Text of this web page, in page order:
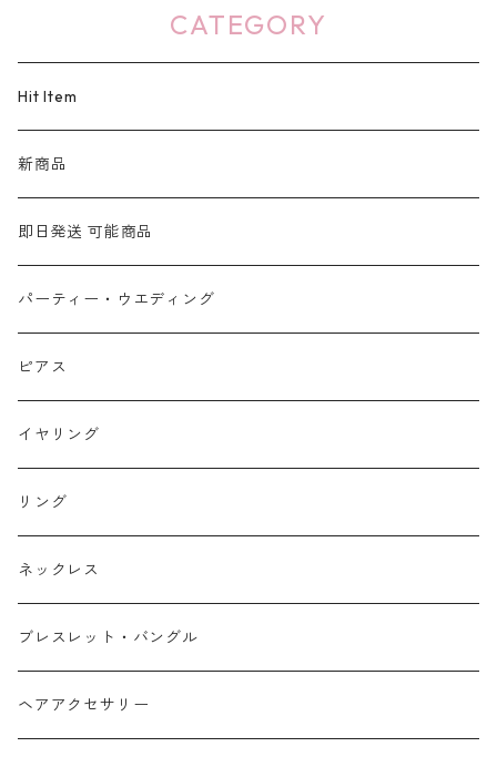
CATEGORY
Hit Item
新商品
即日発送 可能商品
パーティー・ウエディング
ピアス
イヤリング
リング
ネックレス
ブレスレット・バングル
ヘアアクセサリー